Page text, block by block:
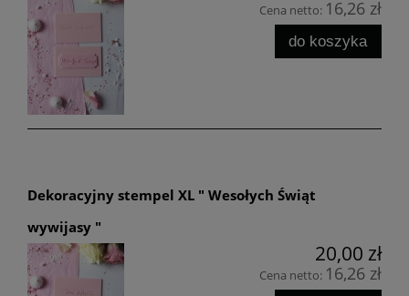
Cena netto: 16,26 zł
do koszyka
Dekoracyjny stempel XL " Wesołych Świąt
wywijasy "
20,00 zł
Cena netto: 16,26 zł